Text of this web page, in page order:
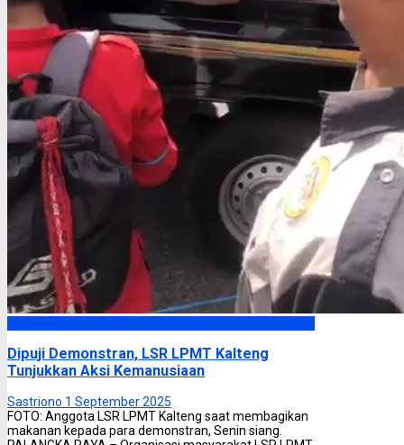
Dipuji Demonstran, LSR LPMT Kalteng
Tunjukkan Aksi Kemanusiaan
Sastriono 1 September 2025
FOTO: Anggota LSR LPMT Kalteng saat membagikan
makanan kepada para demonstran, Senin siang.